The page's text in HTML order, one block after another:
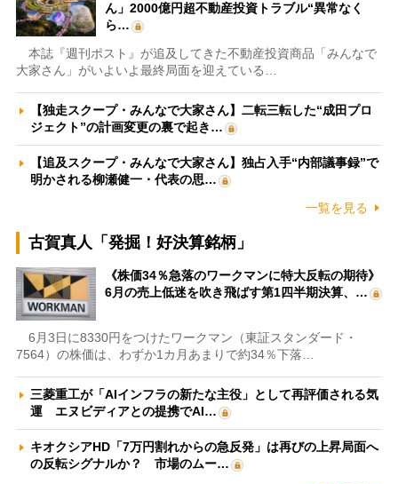
ん」2000億円超不動産投資トラブル“異常なく
ら…
本誌『週刊ポスト』が追及してきた不動産投資商品「みんなで
大家さん」がいよいよ最終局面を迎えている…
【独走スクープ・みんなで大家さん】二転三転した“成田プロ
ジェクト”の計画変更の裏で起き…
【追及スクープ・みんなで大家さん】独占入手“内部議事録”で
明かされる柳瀬健一・代表の思…
一覧を見る
古賀真人「発掘！好決算銘柄」
《株価34％急落のワークマンに特大反転の期待》
6月の売上低迷を吹き飛ばす第1四半期決算、…
6月3日に8330円をつけたワークマン（東証スタンダード・
7564）の株価は、わずか1カ月あまりで約34％下落…
三菱重工が「AIインフラの新たな主役」として再評価される気
運 エヌビディアとの提携でAI…
キオクシアHD「7万円割れからの急反発」は再びの上昇局面へ
の反転シグナルか？ 市場のムー…